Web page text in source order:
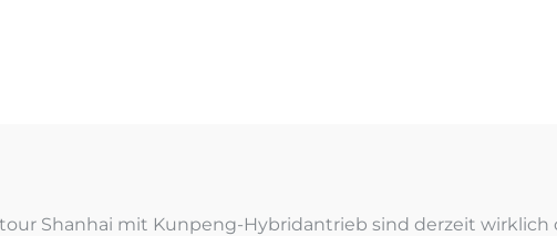
Shanhai mit Kunpeng-Hybridantrieb sind derzeit